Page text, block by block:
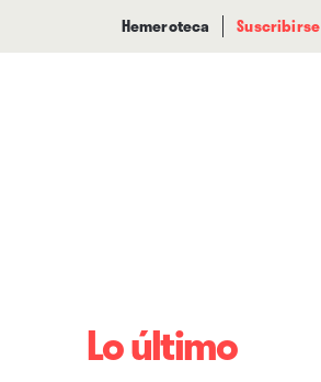
Hemeroteca Suscribirse
Lo último